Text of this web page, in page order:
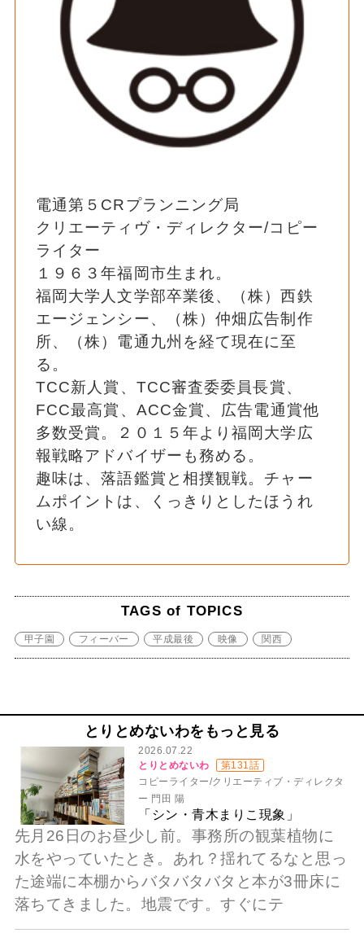
電通第５CRプランニング局
クリエーティヴ・ディレクター/コピー
ライター
１９６３年福岡市生まれ。
福岡大学人文学部卒業後、（株）西鉄
エージェンシー、（株）仲畑広告制作
所、（株）電通九州を経て現在に至
る。
TCC新人賞、TCC審査委委員長賞、
FCC最高賞、ACC金賞、広告電通賞他
多数受賞。２０１５年より福岡大学広
報戦略アドバイザーも務める。
趣味は、落語鑑賞と相撲観戦。チャー
ムポイントは、くっきりとしたほうれ
い線。
TAGS of TOPICS
甲子園 フィーバー 平成最後 映像 関西
とりとめないわをもっと見る
2026.07.22
とりとめないわ
第131話
コピーライター/クリエーティブ・ディレクタ
ー 門田 陽
「シン・青木まりこ現象」
先月26日のお昼少し前。事務所の観葉植物に
水をやっていたとき。あれ？揺れてるなと思っ
た途端に本棚からバタバタバタと本が3冊床に
落ちてきました。地震です。すぐにテ